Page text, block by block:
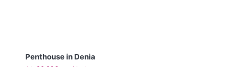
Penthouse in Denia